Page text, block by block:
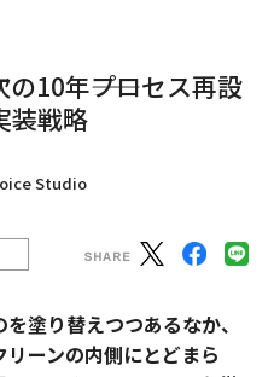
10年――プロセス再設
装戦略
Studio
塗り替えつつあるなか、
ーンの内側にとどまら